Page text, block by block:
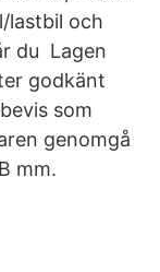
lastbil och
du Lagen
godkänt
som
genomgå
mm.